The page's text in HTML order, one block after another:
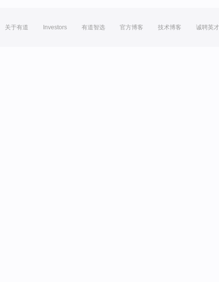
关于有道 Investors 有道智选 官方博客 技术博客 诚聘英才